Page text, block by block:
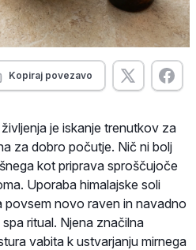
Kopiraj povezavo
je iskanje trenutkov za
za dobro počutje. Nič ni bolj
kot priprava sproščujoče
Uporaba himalajske soli
povsem novo raven in navadno
ritual. Njena značilna
vabita k ustvarjanju mirnega